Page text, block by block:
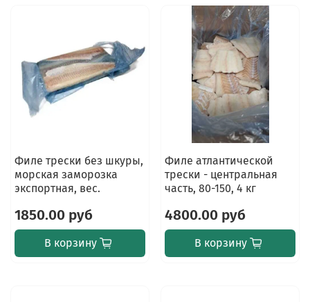
Филе трески без шкуры,
морская заморозка
экспортная, вес.
1850.00 руб
В корзину
Филе атлантической
трески - центральная
часть, 80-150, 4 кг
4800.00 руб
В корзину